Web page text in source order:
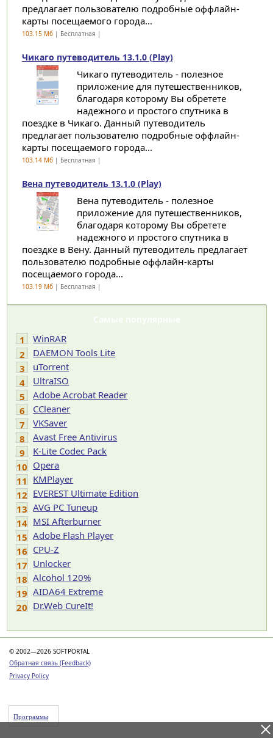
предлагает пользователю подробные оффлайн-
карты посещаемого города...
103.15 Мб| Бесплатная |
Чикаго путеводитель 13.1.0 (Play)
Чикаго путеводитель - полезное
приложение для путешественников,
благодаря которому Вы обретете
надежного и простого спутника в
поездке в Чикаго. Данный путеводитель
предлагает пользователю подробные оффлайн-
карты посещаемого города...
103.14 Мб| Бесплатная |
Вена путеводитель 13.1.0 (Play)
Вена путеводитель - полезное
приложение для путешественников,
благодаря которому Вы обретете
надежного и простого спутника в
поездке в Вену. Данный путеводитель предлагает
пользователю подробные оффлайн-карты
посещаемого города...
103.19 Мб| Бесплатная |
Самые популярные
1
WinRAR
2
DAEMON Tools Lite
3
uTorrent
4
UltraISO
5
Adobe Acrobat Reader
6
CCleaner
7
VKSaver
8
Avast Free Antivirus
9
K-Lite Codec Pack
10 Opera
11 KMPlayer
12 EVEREST Ultimate Edition
13 AVG PC Tuneup
14 MSI Afterburner
15 Adobe Flash Player
16 CPU-Z
17 Unlocker
18 Alcohol 120%
19 AIDA64 Extreme
20 Dr.Web CureIt!
© 2002—2026 SOFTPORTAL
Обратная связь (Feedback)
Privacy Policy
Программы